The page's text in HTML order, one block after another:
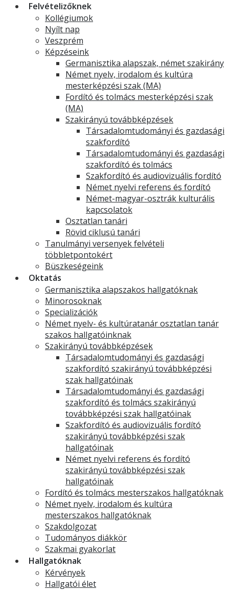
Felvételizőknek
Kollégiumok
Nyílt nap
Veszprém
Képzéseink
Germanisztika alapszak, német szakirány
Német nyelv, irodalom és kultúra
mesterképzési szak (MA)
Fordító és tolmács mesterképzési szak
(MA)
Szakirányú továbbképzések
Társadalomtudományi és gazdasági
szakfordító
Társadalomtudományi és gazdasági
szakfordító és tolmács
Szakfordító és audiovizuális fordító
Német nyelvi referens és fordító
Német-magyar-osztrák kulturális
kapcsolatok
Osztatlan tanári
Rövid ciklusú tanári
Tanulmányi versenyek felvételi
többletpontokért
Büszkeségeink
Oktatás
Germanisztika alapszakos hallgatóknak
Minorosoknak
Specializációk
Német nyelv- és kultúratanár osztatlan tanár
szakos hallgatóinknak
Szakirányú továbbképzések
Társadalomtudományi és gazdasági
szakfordító szakirányú továbbképzési
szak hallgatóinak
Társadalomtudományi és gazdasági
szakfordító és tolmács szakirányú
továbbképzési szak hallgatóinak
Szakfordító és audiovizuális fordító
szakirányú továbbképzési szak
hallgatóinak
Német nyelvi referens és fordító
szakirányú továbbképzési szak
hallgatóinak
Fordító és tolmács mesterszakos hallgatóknak
Német nyelv, irodalom és kultúra
mesterszakos hallgatóknak
Szakdolgozat
Tudományos diákkör
Szakmai gyakorlat
Hallgatóknak
Kérvények
Hallgatói élet